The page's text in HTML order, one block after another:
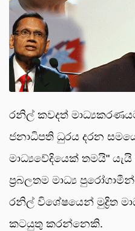
රනිල් කවදත්
ජනාධිපති ධුරය දරන
මාධ්‍යවේදියෙක් තමයි"
ප්‍රබලතම මාධ්‍ය
රනිල් විශේෂයෙන් මුද්‍රිත
කටයුතු කරන්නෙකි.